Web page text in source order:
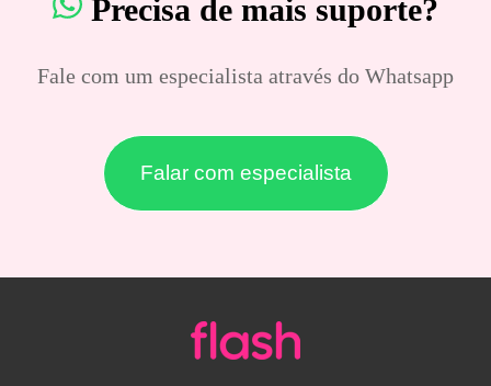
Precisa de mais suporte?
Fale com um especialista através do Whatsapp
Falar com especialista